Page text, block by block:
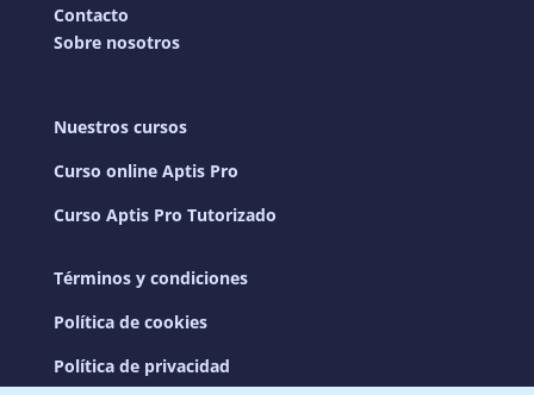
Contacto
Sobre nosotros
Nuestros cursos
Curso online Aptis Pro
Curso Aptis Pro Tutorizado
Términos y condiciones
Política de cookies
Política de privacidad